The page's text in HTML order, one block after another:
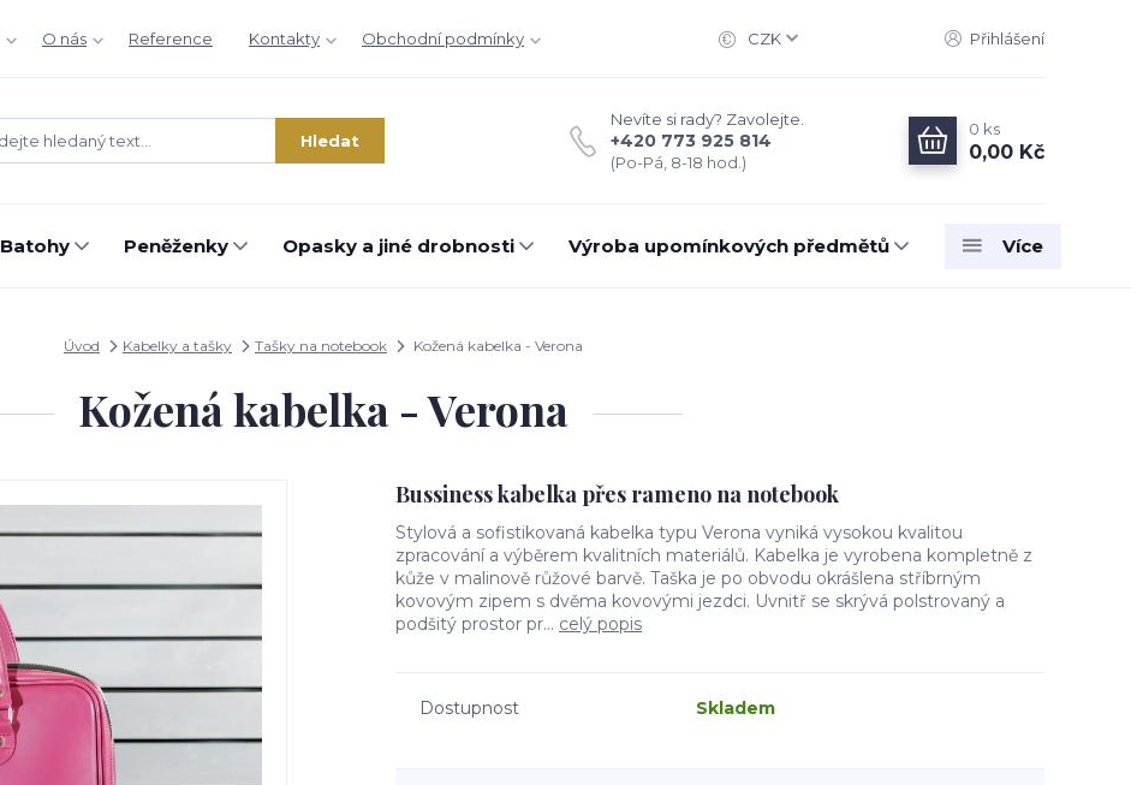
O nás Reference Kontakty Obchodní podmínky CZK Přihlášení
Hledat
Nevíte si rady? Zavolejte.
+420 773 925 814
(Po-Pá, 8-18 hod.)
0 ks
0,00 Kč
Batohy Peněženky Opasky a jiné drobnosti Výroba upomínkových předmětů Více
Úvod Kabelky a tašky Tašky na notebook Kožená kabelka - Verona
Kožená kabelka - Verona
Bussiness kabelka přes rameno na notebook
Stylová a sofistikovaná kabelka typu Verona vyniká vysokou kvalitou
zpracování a výběrem kvalitních materiálů. Kabelka je vyrobena kompletně z
kůže v malinově růžové barvě. Taška je po obvodu okrášlena stříbrným
kovovým zipem s dvěma kovovými jezdci. Uvnitř se skrývá polstrovaný a
podšitý prostor pr... celý popis
Dostupnost Skladem